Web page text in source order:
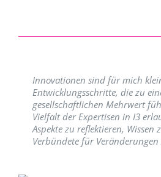
Innovationen sind für mich
Entwicklungsschritte, die zu
gesellschaftlichen Mehrwert
Vielfalt der Expertisen in I3
Aspekte zu reflektieren, Wissen
Verbündete für